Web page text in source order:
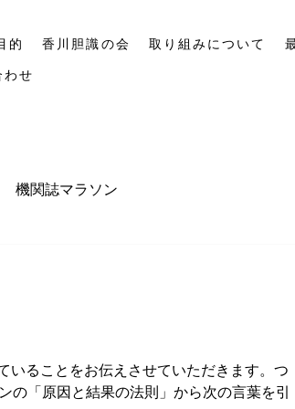
的 香川胆識の会 取り組みについて
せ
機関誌マラソン
いることをお伝えさせていただきます。つ
の「原因と結果の法則」から次の言葉を引